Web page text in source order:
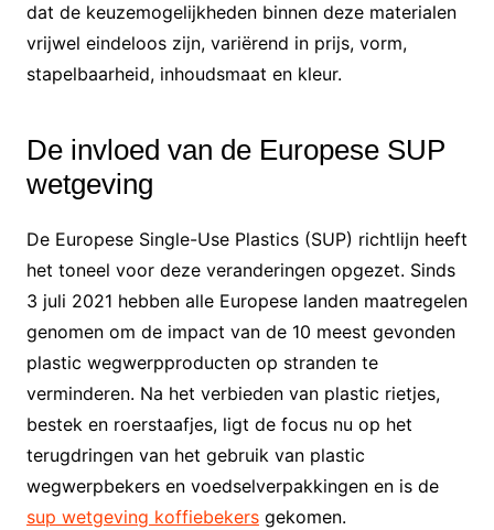
dat de keuzemogelijkheden binnen deze materialen
vrijwel eindeloos zijn, variërend in prijs, vorm,
stapelbaarheid, inhoudsmaat en kleur.
De invloed van de Europese SUP
wetgeving
De Europese Single-Use Plastics (SUP) richtlijn heeft
het toneel voor deze veranderingen opgezet. Sinds
3 juli 2021 hebben alle Europese landen maatregelen
genomen om de impact van de 10 meest gevonden
plastic wegwerpproducten op stranden te
verminderen. Na het verbieden van plastic rietjes,
bestek en roerstaafjes, ligt de focus nu op het
terugdringen van het gebruik van plastic
wegwerpbekers en voedselverpakkingen en is de
sup wetgeving koffiebekersgekomen.